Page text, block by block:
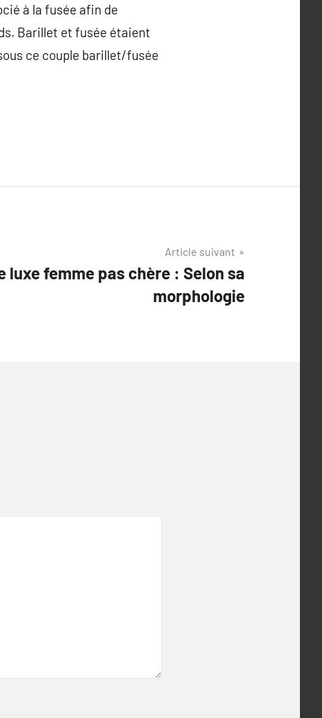
à la fusée afin de
Barillet et fusée étaient
ce couple barillet/fusée
Article suivant
luxe femme pas chère : Selon sa
morphologie